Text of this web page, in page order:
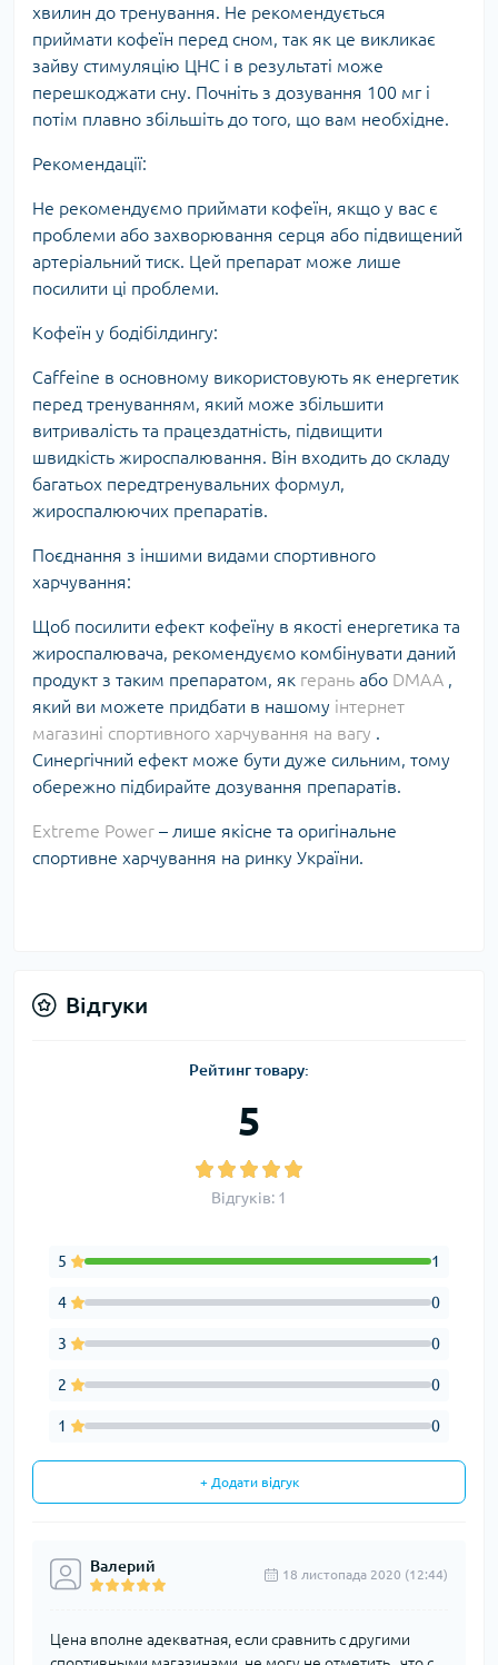
хвилин до тренування. Не рекомендується
приймати кофеїн перед сном, так як це викликає
зайву стимуляцію ЦНС і в результаті може
перешкоджати сну. Почніть з дозування 100 мг і
потім плавно збільшіть до того, що вам необхідне.
Рекомендації:
Не рекомендуємо приймати кофеїн, якщо у вас є
проблеми або захворювання серця або підвищений
артеріальний тиск. Цей препарат може лише
посилити ці проблеми.
Кофеїн у бодібілдингу:
Caffeine в основному використовують як енергетик
перед тренуванням, який може збільшити
витривалість та працездатність, підвищити
швидкість жироспалювання. Він входить до складу
багатьох передтренувальних формул,
жироспалюючих препаратів.
Поєднання з іншими видами спортивного
харчування:
Щоб посилити ефект кофеїну в якості енергетика та
жироспалювача, рекомендуємо комбінувати даний
продукт з таким препаратом, як герань або DMAA ,
який ви можете придбати в нашому інтернет
магазині спортивного харчування на вагу .
Синергічний ефект може бути дуже сильним, тому
обережно підбирайте дозування препаратів.
Extreme Power – лише якісне та оригінальне
спортивне харчування на ринку України.
Відгуки
Рейтинг товару:
5
Відгуків: 1
5 1
4 0
3 0
2 0
1 0
+ Додати відгук
Валерий 18 листопада 2020 (12:44)
Цена вполне адекватная, если сравнить с другими